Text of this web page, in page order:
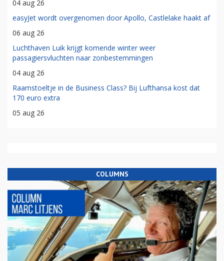
04 aug 26
easyJet wordt overgenomen door Apollo, Castlelake haakt af
06 aug 26
Luchthaven Luik krijgt komende winter weer
passagiersvluchten naar zonbestemmingen
04 aug 26
Raamstoeltje in de Business Class? Bij Lufthansa kost dat
170 euro extra
05 aug 26
COLUMNS